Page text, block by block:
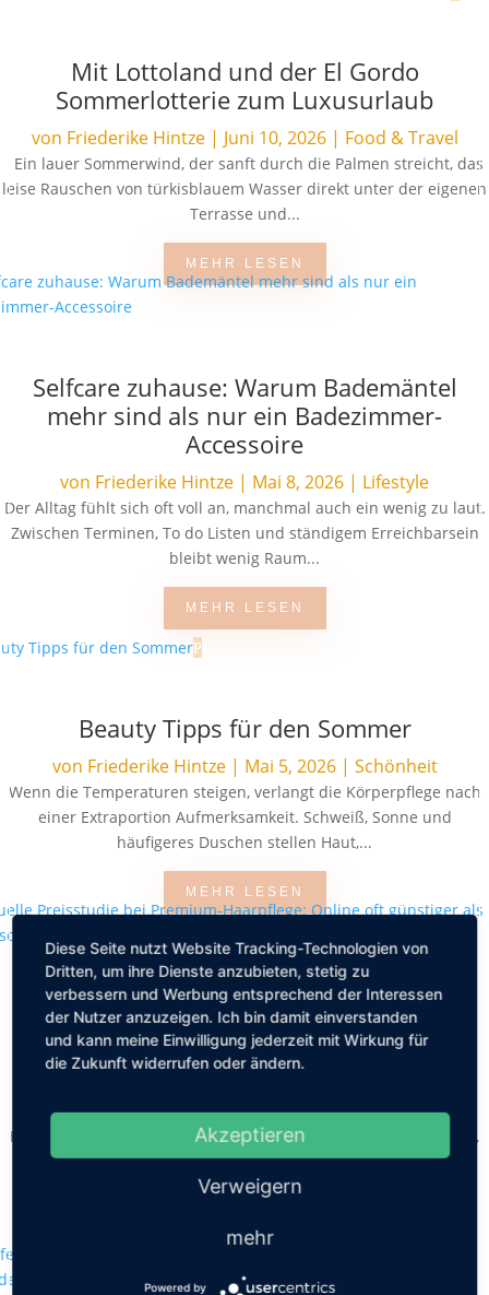
Mit Lottoland und der El Gordo
Sommerlotterie zum Luxusurlaub
von Friederike Hintze| Juni 10, 2026| Food & Travel
Ein lauer Sommerwind, der sanft durch die Palmen streicht, das
leise Rauschen von türkisblauem Wasser direkt unter der eigenen
Terrasse und...
MEHR LESEN
Selfcare zuhause: Warum Bademäntel
mehr sind als nur ein Badezimmer-
Accessoire
von Friederike Hintze | Mai 8, 2026 | Lifestyle
Der Alltag fühlt sich oft voll an, manchmal auch ein wenig zu laut.
Zwischen Terminen, To do Listen und ständigem Erreichbarsein
bleibt wenig Raum...
MEHR LESEN
Beauty Tipps für den Sommer
von Friederike Hintze| Mai 5, 2026| Schönheit
Wenn die Temperaturen steigen, verlangt die Körperpflege nach
einer Extraportion Aufmerksamkeit. Schweiß, Sonne und
häufigeres Duschen stellen Haut,...
MEHR LESEN
Aktuelle Preisstudie bei Premium-
Haarpflege: Online oft günstiger als im
Geschäft
vonFriederike Hintze|Apr. 22, 2026|Schönheit
Hochwertige Haarpflege hat ihren Preis. Das gilt vor allem dann,
wenn nicht nur ein Shampoo gekauft wird, sondern mehrere
Produkte Teil der...
MEHR LESEN
Diese Seite nutzt Website Tracking-Technologien von
Dritten, um ihre Dienste anzubieten, stetig zu
verbessern und Werbung entsprechend der Interessen
der Nutzer anzuzeigen. Ich bin damit einverstanden
und kann meine Einwilligung jederzeit mit Wirkung für
die Zukunft widerrufen oder ändern.
Akzeptieren
Verweigern
mehr
Powered by